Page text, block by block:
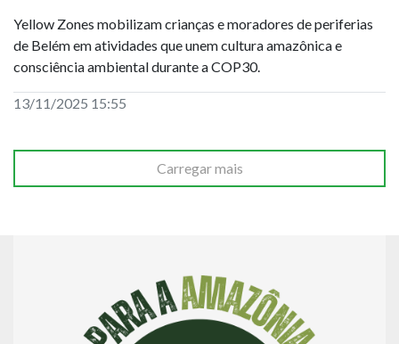
Yellow Zones mobilizam crianças e moradores de periferias
de Belém em atividades que unem cultura amazônica e
consciência ambiental durante a COP30.
13/11/2025 15:55
Carregar mais